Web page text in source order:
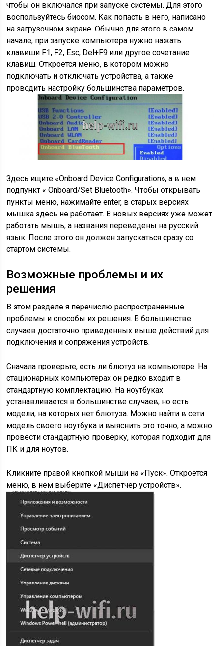
чтобы он включался при запуске системы. Для этого
воспользуйтесь биосом. Как попасть в него, написано
на загрузочном экране. Обычно для этого в самом
начале, при запуске компьютера нужно нажать
клавиши F1, F2, Esc, Del+F9 или другое сочетание
клавиш. Откроется меню, в котором можно
подключать и отключать устройства, а также
проводить настройку большинства параметров.
Здесь ищите «Onboard Device Configuration», а в нем
подпункт « Onboard/Set Bluetooth». Чтобы открывать
пункты меню, нажимайте enter, в старых версиях
мышка здесь не работает. В новых версиях уже может
работать мышь, а названия переведены на русский
язык. После этого он должен запускаться сразу со
стартом системы.
Возможные проблемы и их
решения
В этом разделе я перечислю распространенные
проблемы и способы их решения. В большинстве
случаев достаточно приведенных выше действий для
подключения и сопряжения устройств.
Сначала проверьте, есть ли блютуз на компьютере. На
стационарных компьютерах он редко входит в
стандартную комплектацию. На ноутбуках
устанавливается в большинстве случаев, но есть
модели, на которых нет блютуза. Можно найти в сети
модель своего ноутбука и выяснить это точно, а можно
провести стандартную проверку, которая подходит для
ПК и для ноутов.
Кликните правой кнопкой мыши на «Пуск». Откроется
меню, в нем выберите «Диспетчер устройств».